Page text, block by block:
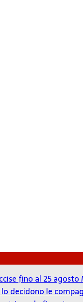
fino al 25 agosto
lo decidono le